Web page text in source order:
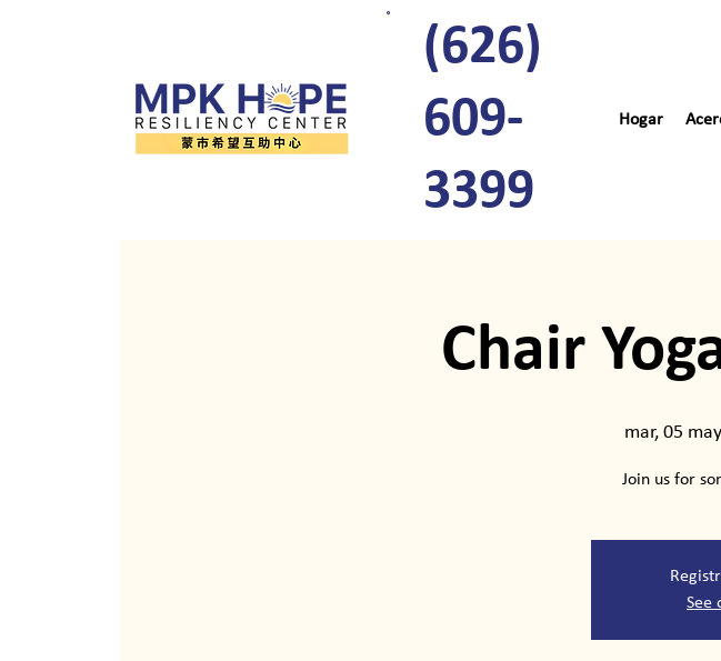
(626)
609-
3399
Hogar
Chair
mar, 05 may
Join us for
See